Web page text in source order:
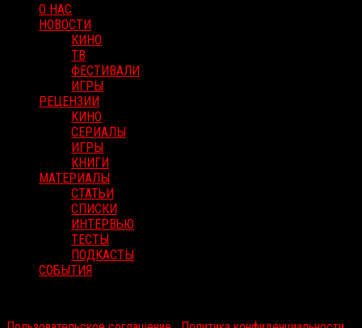
О НАС
НОВОСТИ
КИНО
ТВ
ФЕСТИВАЛИ
ИГРЫ
РЕЦЕНЗИИ
КИНО
СЕРИАЛЫ
ИГРЫ
КНИГИ
МАТЕРИАЛЫ
СТАТЬИ
СПИСКИ
ИНТЕРВЬЮ
ТЕСТЫ
ПОДКАСТЫ
СОБЫТИЯ